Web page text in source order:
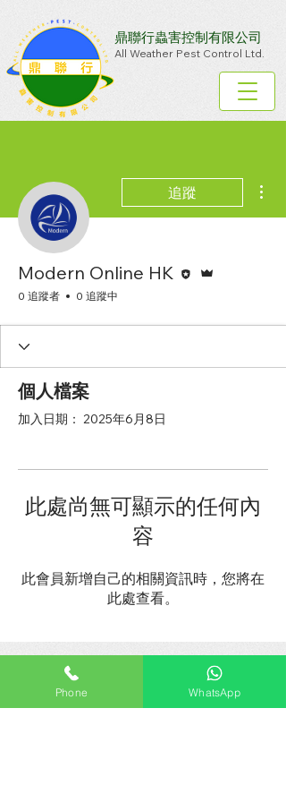
鼎聯行蟲害控制有限公司
All Weather Pest Control Ltd.
追蹤
Modern Online HK
0 追蹤者 0 追蹤中
個人檔案
加入日期： 2025年6月8日
此處尚無可顯示的任何內
容
此會員新增自己的相關資訊時，您將在
此處查看。
All Weather Pest Control Ltd.
鼎聯行蟲害控制有限公司
Phone WhatsApp